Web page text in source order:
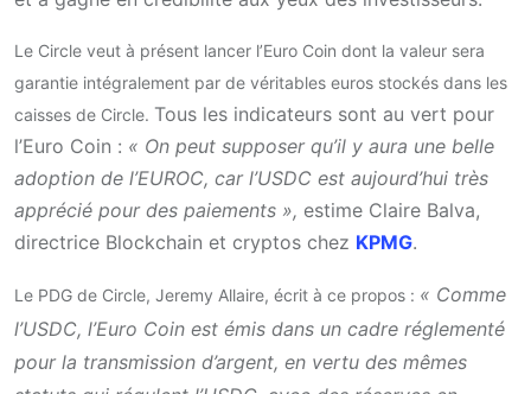
Le Circle veut à présent lancer l’Euro Coin dont la valeur sera
garantie intégralement par de véritables euros stockés dans les
caisses de Circle. Tous les indicateurs sont au vert pour
l’Euro Coin : « On peut supposer qu’il y aura une belle
adoption de l’EUROC, car l’USDC est aujourd’hui très
apprécié pour des paiements », estime Claire Balva,
directrice Blockchain et cryptos chez KPMG.
Le PDG de Circle, Jeremy Allaire, écrit à ce propos : « Comme
l’USDC, l’Euro Coin est émis dans un cadre réglementé
pour la transmission d’argent, en vertu des mêmes